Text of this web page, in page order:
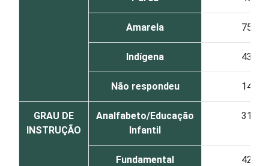
Amarela 75
Indígena 43
Não respondeu 14
GRAU DE
INSTRUÇÃO
Analfabeto/Educação
Infantil
31
Fundamental 42